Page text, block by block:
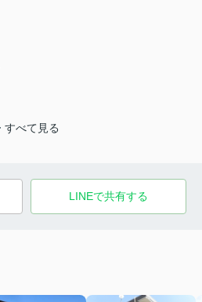
すべて見る
LINEで共有する